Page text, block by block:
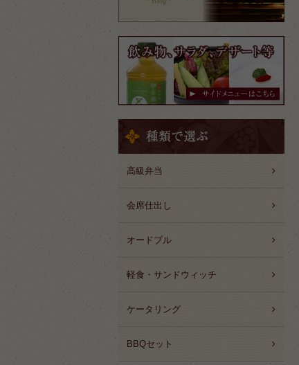
高級弁当
会席仕出し
オードブル
軽食・サンドウィッチ
ケータリング
BBQセット